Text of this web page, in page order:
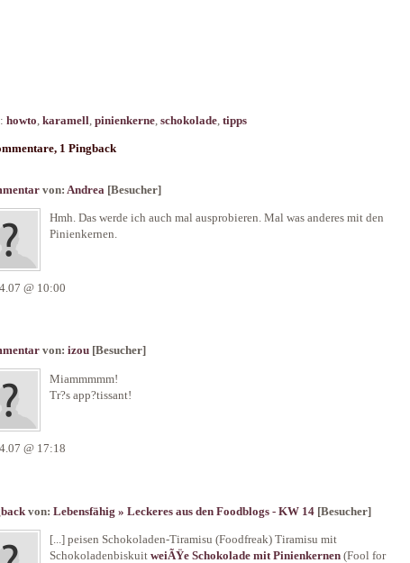
howto karamell pinienkerne schokolade tipps
1 Pingback
von: Andrea [Besucher]
Hmh. Das werde ich auch mal ausprobieren. Mal was anderes mit den
Pinienkernen.
@ 10:00
von: izou [Besucher]
Miammmmm!
Tr?s app?tissant!
@ 17:18
von: Lebensfähig » Leckeres aus den Foodblogs - KW 14 [Besucher]
[...] peisen Schokoladen-Tiramisu (Foodfreak) Tiramisu mit
Schokoladenbiskuit weiÃŸe Schokolade mit Pinienkernen (Fool for